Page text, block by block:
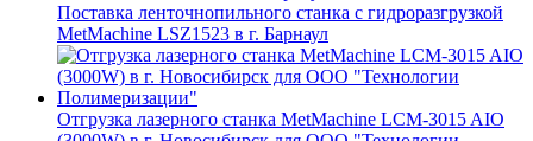
Поставка ленточнопильного станка c гидроразгрузкой
MetMachine LSZ1523 в г. Барнаул
Отгрузка лазерного станка MetMachine LCM-3015 AIO